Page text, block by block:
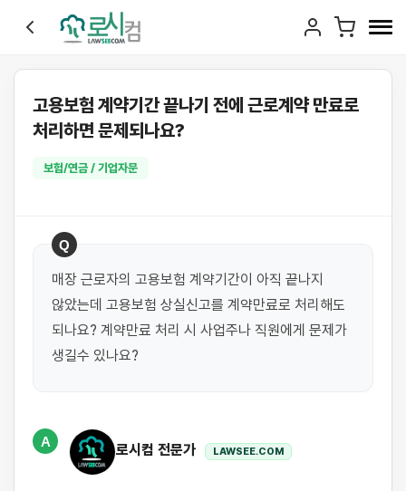
고용보험 계약기간 끝나기 전에 근로계약 만료로
처리하면 문제되나요?
보험/연금 / 기업자문
Q
매장 근로자의 고용보험 계약기간이 아직 끝나지
않았는데 고용보험 상실신고를 계약만료로 처리해도
되나요? 계약만료 처리 시 사업주나 직원에게 문제가
생길수 있나요?
A
로시컴 전문가 LAWSEE.COM